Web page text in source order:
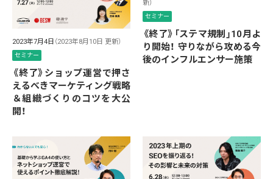
2023年7月4日 （2023年8月10日 更新）
セミナー
《終了》ショップ運営で押さ
えるべきマーケティング戦略
＆組織づくりのコツを大公
開！
新）
セミナー
《終了》「ステマ規制」10月よ
り開始！ 守りながら攻める今
後のインフルエンサー施策